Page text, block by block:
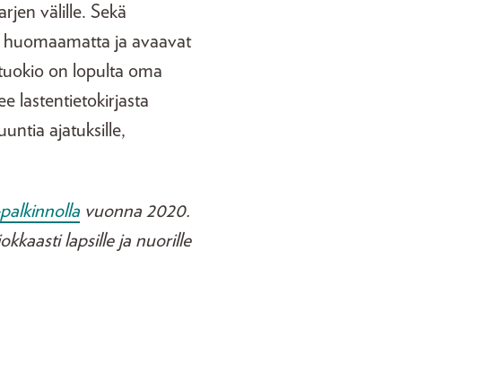
välille. Sekä
huomaamatta ja avaavat
on lopulta oma
lastentietokirjasta
ajatuksille,
vuonna 2020.
lapsille ja nuorille